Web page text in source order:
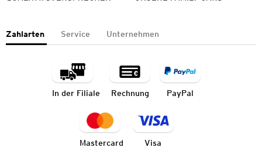
Zahlarten Service Unternehmen
In der Filiale Rechnung PayPal
Mastercard Visa